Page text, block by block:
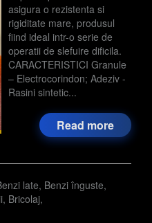
asigura o rezistenta si
rigiditate mare, produsul
fiind ideal intr-o serie de
operatii de slefuire dificila.
CARACTERISTICI Granule
– Electrocorindon; Adeziv -
Rasini sintetic...
Read more
late, Benzi înguste,
, Bricolaj,